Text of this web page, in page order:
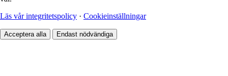
Läs vår integritetspolicy · Cookieinställningar
Acceptera alla Endast nödvändiga